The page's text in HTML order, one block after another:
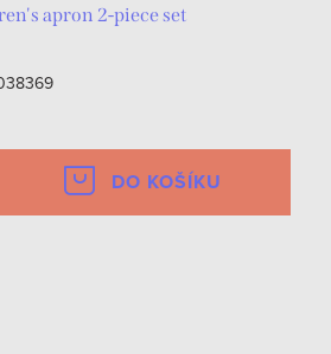
apron 2-piece set
DO KOŠÍKU